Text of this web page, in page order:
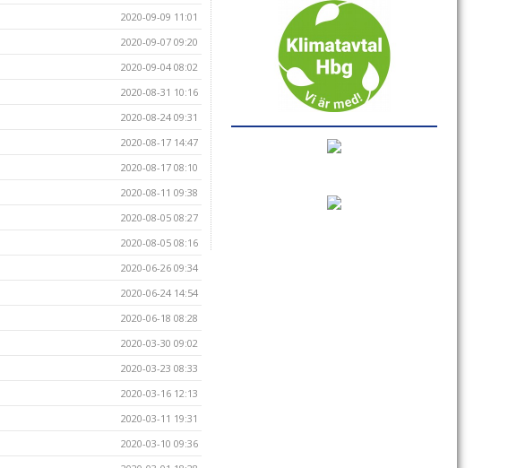
2020-09-09 11:01
2020-09-07 09:20
2020-09-04 08:02
2020-08-31 10:16
2020-08-24 09:31
2020-08-17 14:47
2020-08-17 08:10
2020-08-11 09:38
2020-08-05 08:27
2020-08-05 08:16
2020-06-26 09:34
2020-06-24 14:54
2020-06-18 08:28
2020-03-30 09:02
2020-03-23 08:33
2020-03-16 12:13
2020-03-11 19:31
2020-03-10 09:36